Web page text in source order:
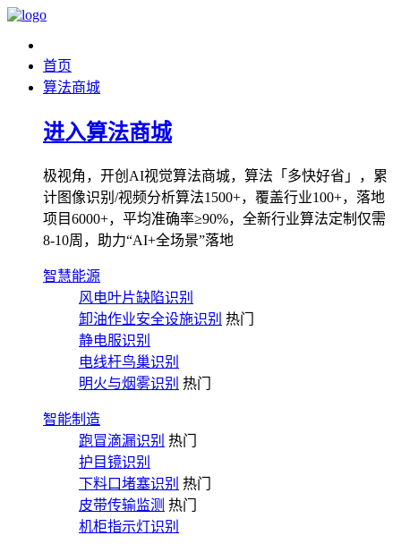
首页
算法商城
进入算法商城
极视角，开创AI视觉算法商城，算法「多快好省」，累
计图像识别/视频分析算法1500+，覆盖行业100+，落地
项目6000+，平均准确率≥90%，全新行业算法定制仅需
8-10周，助力“AI+全场景”落地
智慧能源
风电叶片缺陷识别
卸油作业安全设施识别 热门
静电服识别
电线杆鸟巢识别
明火与烟雾识别 热门
智能制造
跑冒滴漏识别 热门
护目镜识别
下料口堵塞识别 热门
皮带传输监测 热门
机柜指示灯识别